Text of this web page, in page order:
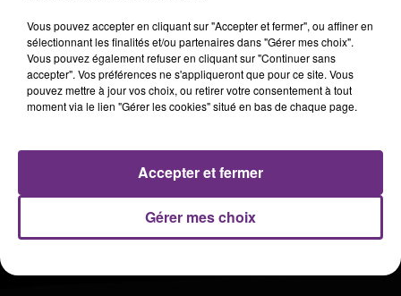
Hoshi dévoile deux belles exclus dans ce "T'chat vidéo"
ultra VIP avec Elisa de Reims.
Découvrez quelques extraits de cet échange...
Vous pouvez accepter en cliquant sur "Accepter et fermer", ou affiner en
sélectionnant les finalités et/ou partenaires dans "Gérer mes choix".
Vous pouvez également refuser en cliquant sur "Continuer sans
accepter". Vos préférences ne s'appliqueront que pour ce site. Vous
pouvez mettre à jour vos choix, ou retirer votre consentement à tout
moment via le lien "Gérer les cookies" situé en bas de chaque page.
Gérer mes choix
Accepter et fermer